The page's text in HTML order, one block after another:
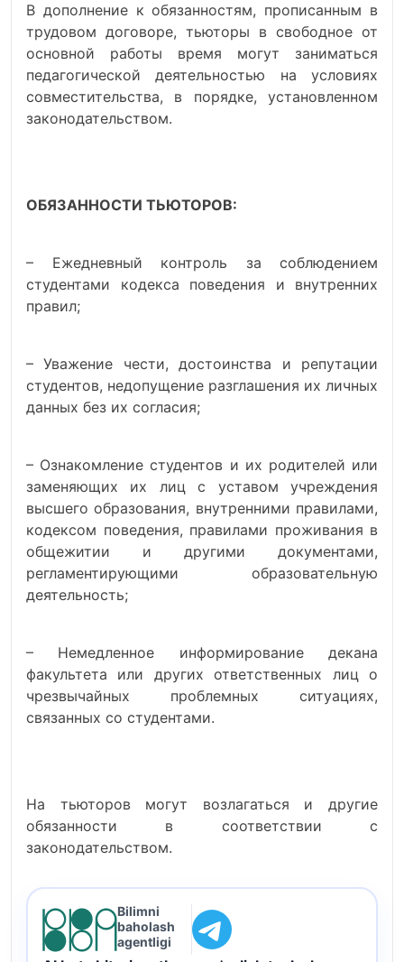
В дополнение к обязанностям, прописанным в
трудовом договоре, тьюторы в свободное от
основной работы время могут заниматься
педагогической деятельностью на условиях
совместительства, в порядке, установленном
законодательством.
ОБЯЗАННОСТИ ТЬЮТОРОВ:
– Ежедневный контроль за соблюдением
студентами кодекса поведения и внутренних
правил;
– Уважение чести, достоинства и репутации
студентов, недопущение разглашения их личных
данных без их согласия;
– Ознакомление студентов и их родителей или
заменяющих их лиц с уставом учреждения
высшего образования, внутренними правилами,
кодексом поведения, правилами проживания в
общежитии и другими документами,
регламентирующими образовательную
деятельность;
– Немедленное информирование декана
факультета или других ответственных лиц о
чрезвычайных проблемных ситуациях,
связанных со студентами.
На тьюторов могут возлагаться и другие
обязанности в соответствии с
законодательством.
Bilimni
baholash
agentligi